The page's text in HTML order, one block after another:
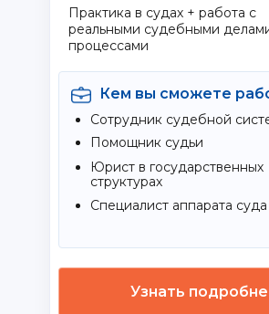
Узнать
Практика в судах + работа с
реальными судебными
процессами
Кем вы сможете
Сотрудник судебной
Помощник судьи
Юрист в государственных
структурах
Специалист аппарата суда